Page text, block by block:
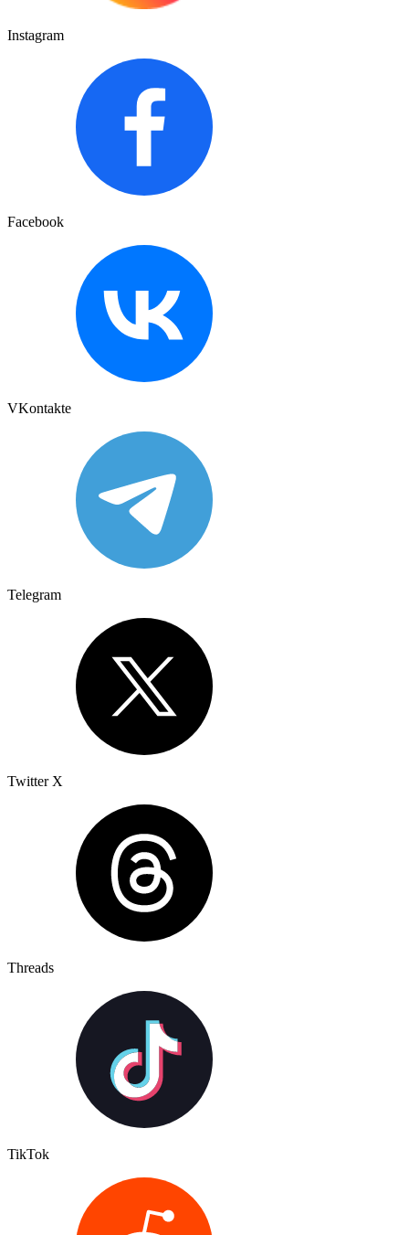
Instagram
Facebook
VKontakte
Telegram
Twitter X
Threads
TikTok